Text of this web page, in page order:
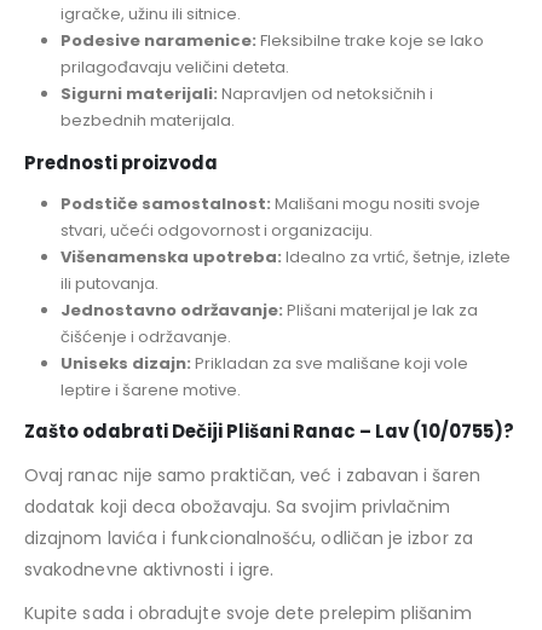
igračke, užinu ili sitnice.
Podesive naramenice: Fleksibilne trake koje se lako
prilagođavaju veličini deteta.
Sigurni materijali: Napravljen od netoksičnih i
bezbednih materijala.
Prednosti proizvoda
Podstiče samostalnost: Mališani mogu nositi svoje
stvari, učeći odgovornost i organizaciju.
Višenamenska upotreba: Idealno za vrtić, šetnje, izlete
ili putovanja.
Jednostavno održavanje: Plišani materijal je lak za
čišćenje i održavanje.
Uniseks dizajn: Prikladan za sve mališane koji vole
leptire i šarene motive.
Zašto odabrati Dečiji Plišani Ranac – Lav (10/0755)?
Ovaj ranac nije samo praktičan, već i zabavan i šaren
dodatak koji deca obožavaju. Sa svojim privlačnim
dizajnom lavića i funkcionalnošću, odličan je izbor za
svakodnevne aktivnosti i igre.
Kupite sada i obradujte svoje dete prelepim plišanim